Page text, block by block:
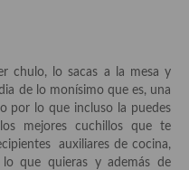
chulo, lo sacas a la mesa y
de lo monísimo que es, una
por lo que incluso la puedes
mejores cuchillos que te
auxiliares de cocina,
lo que quieras y además de